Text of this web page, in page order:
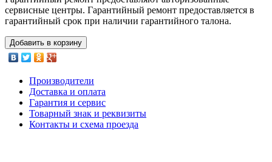
сервисные центры. Гарантийный ремонт предоставляется в
гарантийный срок при наличии гарантийного талона.
Добавить в корзину
Производители
Доставка и оплата
Гарантия и сервис
Товарный знак и реквизиты
Контакты и схема проезда